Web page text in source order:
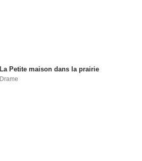
La Petite maison dans la prairie
Drame